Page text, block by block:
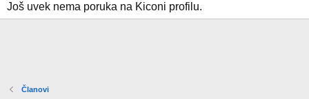
Još uvek nema poruka na Kiconi profilu.
Članovi